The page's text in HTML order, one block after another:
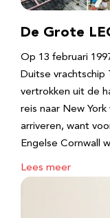
De Grote
Op 13 februari
Duitse vrachtschip
vertrokken uit de
reis naar New
arriveren, want
Engelse Cornwall
Lees meer